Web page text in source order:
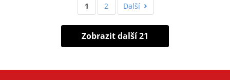
1 2 Další
Zobrazit další 21